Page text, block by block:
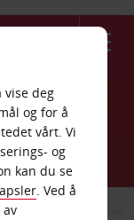
vise deg
og for å
vårt. Vi
og
kan du se
. Ved å
av